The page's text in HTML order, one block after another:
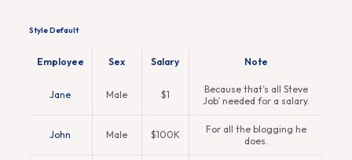
Style Default
Employee Sex Salary Note
Jane Male $1
Because that’s all Steve
Job’ needed for a salary.
John Male $100K
For all the blogging he
does.